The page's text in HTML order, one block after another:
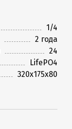
1/4
2 года
24
LifePO4
320х175х80